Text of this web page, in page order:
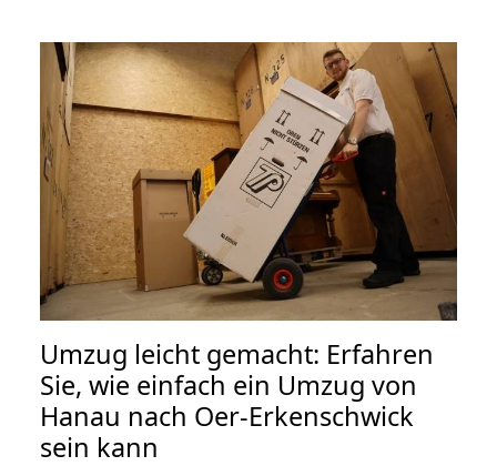
Umzug leicht gemacht: Erfahren
Sie, wie einfach ein Umzug von
Hanau nach Oer-Erkenschwick
sein kann